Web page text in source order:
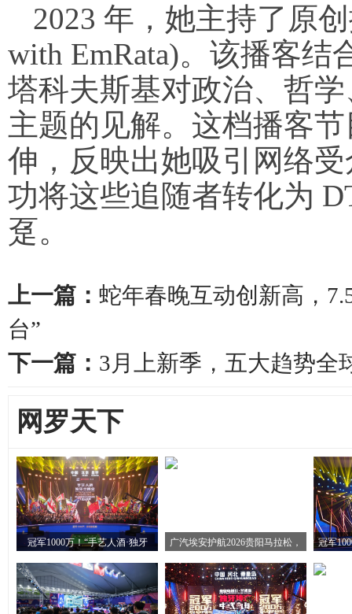
2023 年，她主持了原
with EmRata)。该播客
塔科夫斯基对政治、哲
主题的见解。这档播客
伸，反映出她吸引网络
功将这些追随者转化为
趸。
上一篇： 蛇年春晚互动创新高，
台”
下一篇： 3月上新季，五大趋势全
网罗天下
冠军1000万！“手艺人酒·独牙 广汽埃安护航2026贵阳马拉松， 冠军